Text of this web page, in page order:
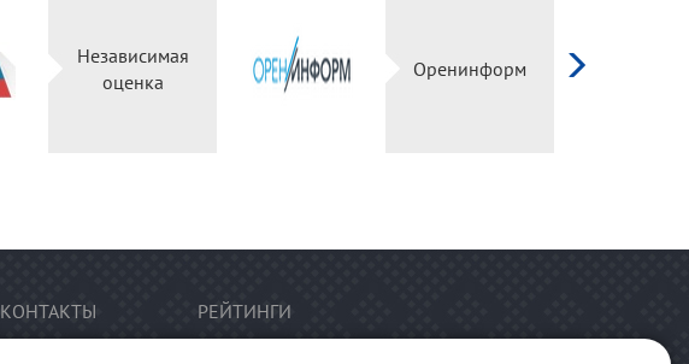
Независимая
оценка
Оренинформ
КОНТАКТЫ РЕЙТИНГИ